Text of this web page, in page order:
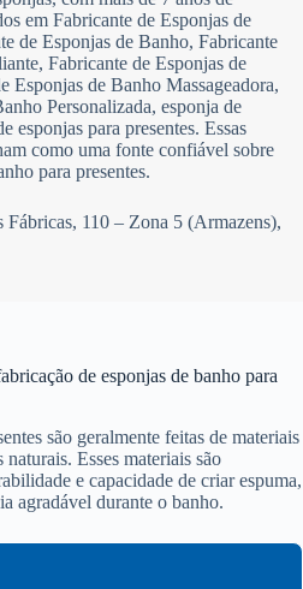
em Fabricante de Esponjas de
de Esponjas de Banho, Fabricante
Fabricante de Esponjas de
Esponjas de Banho Massageadora,
Personalizada, esponja de
esponjas para presentes. Essas
como uma fonte confiável sobre
para presentes.
Fábricas, 110 – Zona 5 (Armazens),
de esponjas de banho para
são geralmente feitas de materiais
Esses materiais são
e capacidade de criar espuma,
agradável durante o banho.